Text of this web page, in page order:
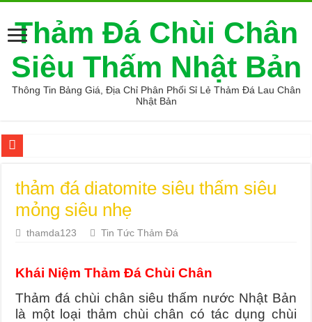
Thảm Đá Chùi Chân
Siêu Thấm Nhật Bản
Thông Tin Bảng Giá, Địa Chỉ Phân Phối Sỉ Lẻ Thảm Đá Lau Chân
Nhật Bản
Giá thảm đá hàn quốc giá sỉ
Top 9 Mẹo mua hàng online an toàn
Các sản phẩm máy lọc nước 3 vòi tốt được tin dùng
Cung cấp thảm đá chùi chân loại tốt
thảm đá diatomite siêu thấm siêu
mỏng siêu nhẹ
thamda123 Tin Tức Thảm Đá
Khái Niệm Thảm Đá Chùi Chân
Thảm đá chùi chân siêu thấm nước Nhật Bản
là một loại thảm chùi chân có tác dụng chùi